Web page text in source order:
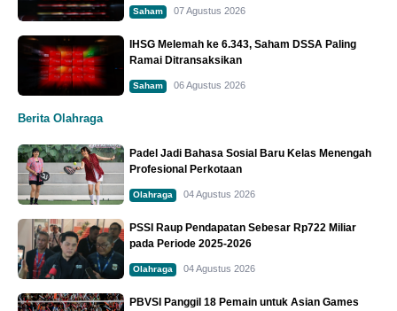
Saham 07 Agustus 2026
IHSG Melemah ke 6.343, Saham DSSA Paling
Ramai Ditransaksikan
Saham 06 Agustus 2026
Berita Olahraga
Padel Jadi Bahasa Sosial Baru Kelas Menengah
Profesional Perkotaan
Olahraga 04 Agustus 2026
PSSI Raup Pendapatan Sebesar Rp722 Miliar
pada Periode 2025-2026
Olahraga 04 Agustus 2026
PBVSI Panggil 18 Pemain untuk Asian Games